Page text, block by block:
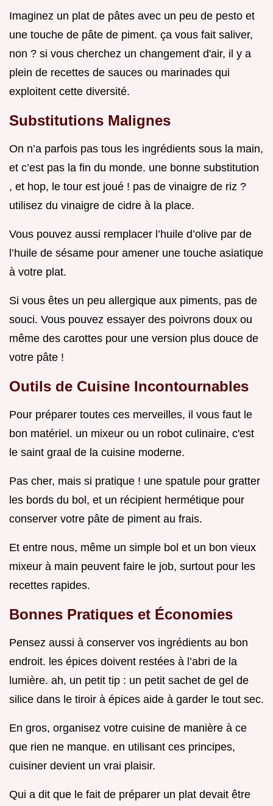
Imaginez un plat de pâtes avec un peu de pesto et
une touche de pâte de piment. ça vous fait saliver,
non ? si vous cherchez un changement d'air, il y a
plein de recettes de sauces ou marinades qui
exploitent cette diversité.
Substitutions Malignes
On n’a parfois pas tous les ingrédients sous la main,
et c’est pas la fin du monde. une bonne substitution
, et hop, le tour est joué ! pas de vinaigre de riz ?
utilisez du vinaigre de cidre à la place.
Vous pouvez aussi remplacer l’huile d’olive par de
l’huile de sésame pour amener une touche asiatique
à votre plat.
Si vous êtes un peu allergique aux piments, pas de
souci. Vous pouvez essayer des poivrons doux ou
même des carottes pour une version plus douce de
votre pâte !
Outils de Cuisine Incontournables
Pour préparer toutes ces merveilles, il vous faut le
bon matériel. un mixeur ou un robot culinaire, c'est
le saint graal de la cuisine moderne.
Pas cher, mais si pratique ! une spatule pour gratter
les bords du bol, et un récipient hermétique pour
conserver votre pâte de piment au frais.
Et entre nous, même un simple bol et un bon vieux
mixeur à main peuvent faire le job, surtout pour les
recettes rapides.
Bonnes Pratiques et Économies
Pensez aussi à conserver vos ingrédients au bon
endroit. les épices doivent restées à l’abri de la
lumière. ah, un petit tip : un petit sachet de gel de
silice dans le tiroir à épices aide à garder le tout sec.
En gros, organisez votre cuisine de manière à ce
que rien ne manque. en utilisant ces principes,
cuisiner devient un vrai plaisir.
Qui a dit que le fait de préparer un plat devait être